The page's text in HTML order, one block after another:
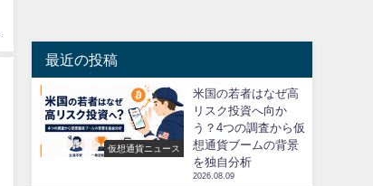
最近の投稿
仮想通貨ニュース
米国の若者はなぜ高
リスク投資へ向か
う？4つの調査から仮
想通貨ブームの背景
を独自分析
2026.08.09